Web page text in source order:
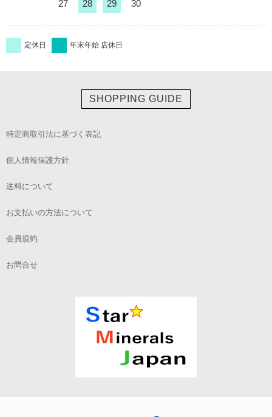
27 28 29 30
定休日 年末年始 店休日
SHOPPING GUIDE
特定商取引法に基づく表記
個人情報保護方針
送料について
お支払いの方法について
会員規約
お問合せ